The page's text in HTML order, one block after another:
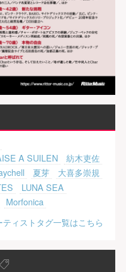
A SUILEN
紡木吏佐
夏芽
大喜多崇規
LUNA SEA
Morfonica
ティストタグ一覧はこちら